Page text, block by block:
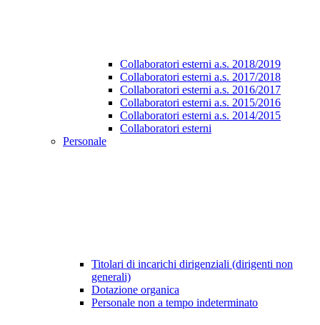
Collaboratori esterni a.s. 2018/2019
Collaboratori esterni a.s. 2017/2018
Collaboratori esterni a.s. 2016/2017
Collaboratori esterni a.s. 2015/2016
Collaboratori esterni a.s. 2014/2015
Collaboratori esterni
Personale
Titolari di incarichi dirigenziali (dirigenti non
generali)
Dotazione organica
Personale non a tempo indeterminato